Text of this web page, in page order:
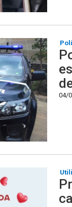
04/